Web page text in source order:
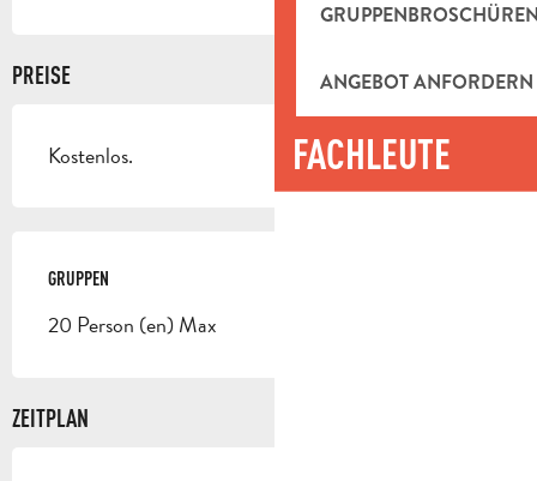
ANGEBOT ANFORDERN
FACHLEUTE
PREISE
Kostenlos.
GRUPPEN
GRUPPEN
20 Person (en) Max
ZEITPLAN